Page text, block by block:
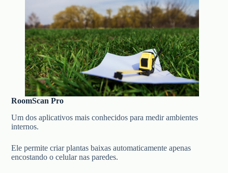
RoomScan Pro
Um dos aplicativos mais conhecidos para medir ambientes
internos.
Ele permite criar plantas baixas automaticamente apenas
encostando o celular nas paredes.